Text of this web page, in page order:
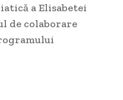
a Elisabetei
de colaborare